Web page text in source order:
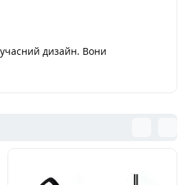
дизайн. Вони